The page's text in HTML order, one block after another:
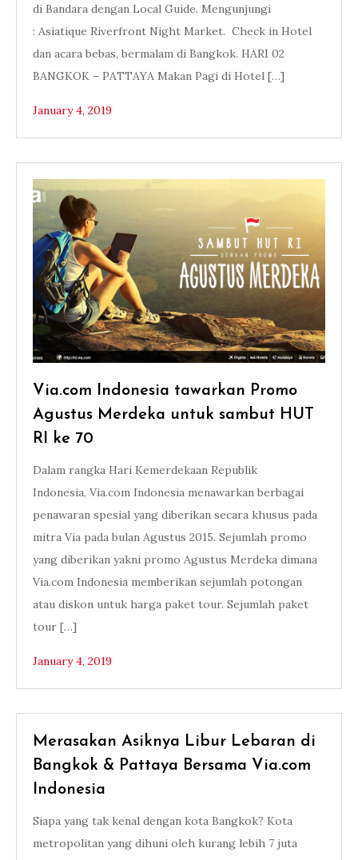
di Bandara dengan Local Guide. Mengunjungi
: Asiatique Riverfront Night Market. Check in Hotel
dan acara bebas, bermalam di Bangkok. HARI 02
BANGKOK – PATTAYA Makan Pagi di Hotel […]
January 4, 2019
Via.com Indonesia tawarkan Promo
Agustus Merdeka untuk sambut HUT
RI ke 70
Dalam rangka Hari Kemerdekaan Republik
Indonesia, Via.com Indonesia menawarkan berbagai
penawaran spesial yang diberikan secara khusus pada
mitra Via pada bulan Agustus 2015. Sejumlah promo
yang diberikan yakni promo Agustus Merdeka dimana
Via.com Indonesia memberikan sejumlah potongan
atau diskon untuk harga paket tour. Sejumlah paket
tour […]
January 4, 2019
Merasakan Asiknya Libur Lebaran di
Bangkok & Pattaya Bersama Via.com
Indonesia
Siapa yang tak kenal dengan kota Bangkok? Kota
metropolitan yang dihuni oleh kurang lebih 7 juta